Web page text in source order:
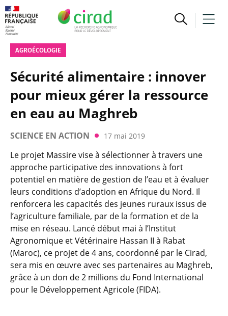
AGROÉCOLOGIE
Sécurité alimentaire : innover
pour mieux gérer la ressource
en eau au Maghreb
SCIENCE EN ACTION 17 mai 2019
Le projet Massire vise à sélectionner à travers une
approche participative des innovations à fort
potentiel en matière de gestion de l’eau et à évaluer
leurs conditions d’adoption en Afrique du Nord. Il
renforcera les capacités des jeunes ruraux issus de
l’agriculture familiale, par de la formation et de la
mise en réseau. Lancé début mai à l’Institut
Agronomique et Vétérinaire Hassan II à Rabat
(Maroc), ce projet de 4 ans, coordonné par le Cirad,
sera mis en œuvre avec ses partenaires au Maghreb,
grâce à un don de 2 millions du Fond International
pour le Développement Agricole (FIDA).